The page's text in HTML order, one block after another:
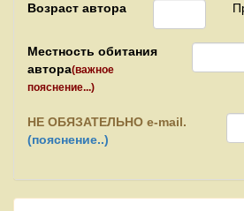
Возраст автора
Местность обитания
автора(важное
пояснение...)
НЕ ОБЯЗАТЕЛЬНО e-mail.
(пояснение..)